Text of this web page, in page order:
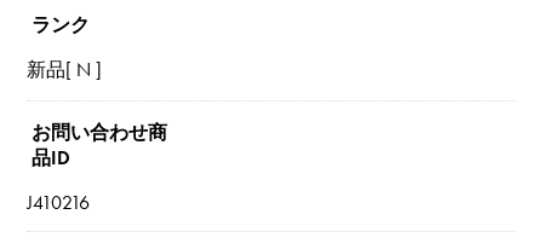
ランク
新品[ N ]
お問い合わせ商
品ID
J410216